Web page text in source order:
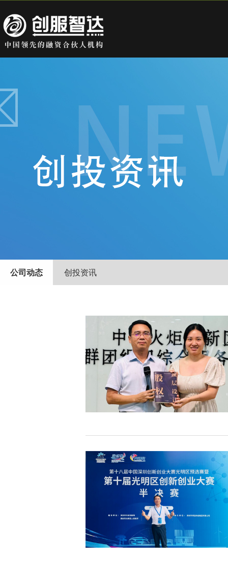
公司动态 创投资讯